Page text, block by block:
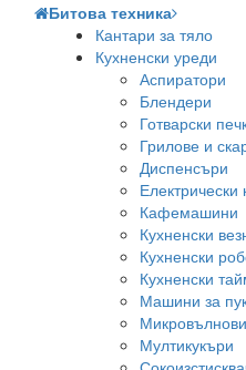
Битова техника
Кантари за тяло
Кухненски уреди
Аспиратори
Блендери
Готварски
Грилове и
Диспенсъри
Електрически
Кафемашини
Кухненски
Кухненски
Кухненски
Машини за
Мултикукъри